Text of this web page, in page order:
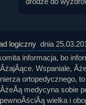
3,921
319,637
materiałów:
3,327
4,170
logiczny dnia
informacja, bo
Wspaniale,
ortopedycznego,
medycyna sobie
wielka i